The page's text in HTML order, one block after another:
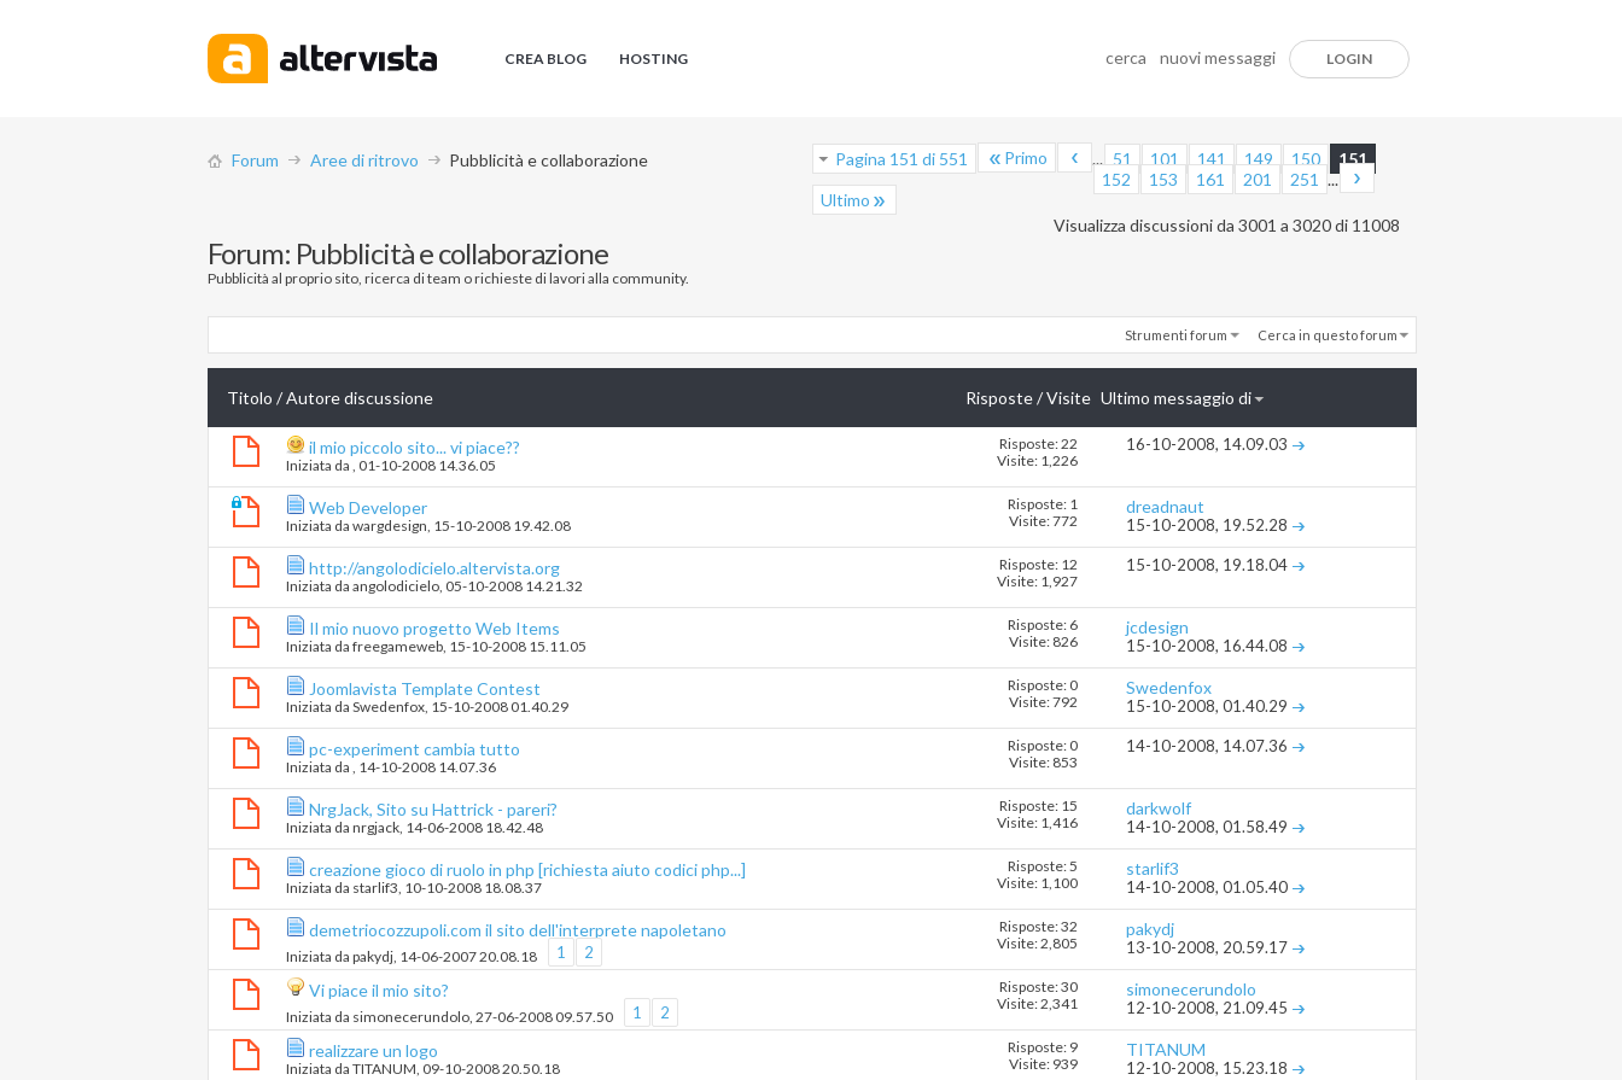
CREA BLOG HOSTING cerca nuovi messaggi LOGIN
Forum Aree di ritrovo Pubblicità e collaborazione Pagina 151 di 551 Primo ... 51 101 141 149 150
151
152
153 161 201 251 ...
Ultimo
Visualizza discussioni da 3001 a 3020 di 11008
Forum: Pubblicità e collaborazione
Pubblicità al proprio sito, ricerca di team o richieste di lavori alla community.
Strumenti forum Cerca in questo forum
Titolo /Autore discussione Risposte/Visite Ultimo messaggio di
il mio piccolo sito... vi piace??
Iniziata da ‎, 01-10-2008 14.36.05
Risposte: 22
Visite: 1,226
16-10-2008, 14.09.03
Web Developer
Iniziata da wargdesign‎, 15-10-2008 19.42.08
Risposte: 1
Visite: 772
dreadnaut
15-10-2008, 19.52.28
http://angolodicielo.altervista.org
Iniziata da angolodicielo‎, 05-10-2008 14.21.32
Risposte: 12
Visite: 1,927
15-10-2008, 19.18.04
Il mio nuovo progetto Web Items
Iniziata da freegameweb‎, 15-10-2008 15.11.05
Risposte: 6
Visite: 826
jcdesign
15-10-2008, 16.44.08
Joomlavista Template Contest
Iniziata da Swedenfox‎, 15-10-2008 01.40.29
Risposte: 0
Visite: 792
Swedenfox
15-10-2008, 01.40.29
pc-experiment cambia tutto
Iniziata da ‎, 14-10-2008 14.07.36
Risposte: 0
Visite: 853
14-10-2008, 14.07.36
NrgJack, Sito su Hattrick - pareri?
Iniziata da nrgjack‎, 14-06-2008 18.42.48
Risposte: 15
Visite: 1,416
darkwolf
14-10-2008, 01.58.49
creazione gioco di ruolo in php [richiesta aiuto codici php...]
Iniziata da starlif3‎, 10-10-2008 18.08.37
Risposte: 5
Visite: 1,100
starlif3
14-10-2008, 01.05.40
demetriocozzupoli.com il sito dell'interprete napoletano
Iniziata da pakydj‎, 14-06-2007 20.08.18 1 2
Risposte: 32
Visite: 2,805
pakydj
13-10-2008, 20.59.17
Vi piace il mio sito?
Iniziata da simonecerundolo‎, 27-06-2008 09.57.50 1 2
Risposte: 30
Visite: 2,341
simonecerundolo
12-10-2008, 21.09.45
realizzare un logo
Iniziata da TITANUM‎, 09-10-2008 20.50.18
Risposte: 9
Visite: 939
TITANUM
12-10-2008, 15.23.18